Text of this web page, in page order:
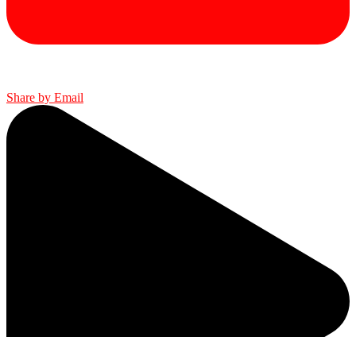
Share by Email